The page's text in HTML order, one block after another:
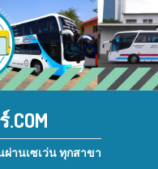
ผ่านเซเว่น ทุกสาขา